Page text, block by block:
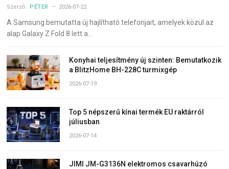
Szerző: PÉTER 2026-07-22
A Samsung bemutatta új hajlítható telefonjait, amelyek közül az
alap Galaxy Z Fold 8 lett a…
Konyhai teljesítmény új szinten: Bemutatkozik
a BlitzHome BH-228C turmixgép
2026-07-19
Top 5 népszerű kínai termék EU raktárról
júliusban
2026-07-14
JIMI JM-G3136N elektromos csavarhúzó